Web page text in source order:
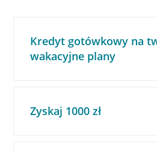
Kredyt gotówkowy na
wakacyjne plany
Zyskaj 1000 zł